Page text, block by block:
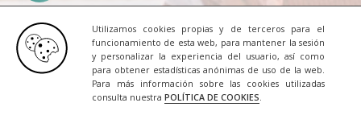
Utilizamos cookies propias y de terceros para el
funcionamiento de esta web, para mantener la sesión
y personalizar la experiencia del usuario, así como
para obtener estadísticas anónimas de uso de la web.
Para más información sobre las cookies utilizadas
consulta nuestra POLÍTICA DE COOKIES.
© 2020 Todos los derechos reservados. Una web